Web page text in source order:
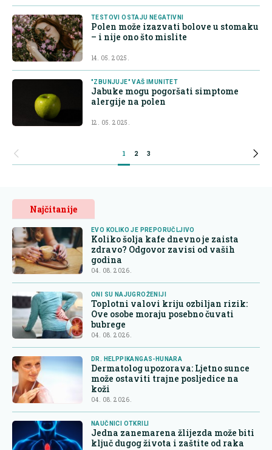
TESTOVI OSTAJU NEGATIVNI
Polen može izazvati bolove u stomaku
– i nije ono što mislite
14. 05. 2025.
"ZBUNJUJE" VAŠ IMUNITET
Jabuke mogu pogoršati simptome
alergije na polen
12. 05. 2025.
1 2 3
Najčitanije
EVO KOLIKO JE PREPORUČLJIVO
Koliko šolja kafe dnevno je zaista
zdravo? Odgovor zavisi od vaših
godina
04. 08. 2026.
ONI SU NAJUGROŽENIJI
Toplotni valovi kriju ozbiljan rizik:
Ove osobe moraju posebno čuvati
bubrege
04. 08. 2026.
DR. HELPPIKANGAS-HUNARA
Dermatolog upozorava: Ljetno sunce
može ostaviti trajne posljedice na
koži
04. 08. 2026.
NAUČNICI OTKRILI
Jedna zanemarena žlijezda može biti
ključ dugog života i zaštite od raka